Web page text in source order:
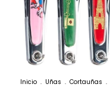
Inicio . Uñas . Cortauñas .